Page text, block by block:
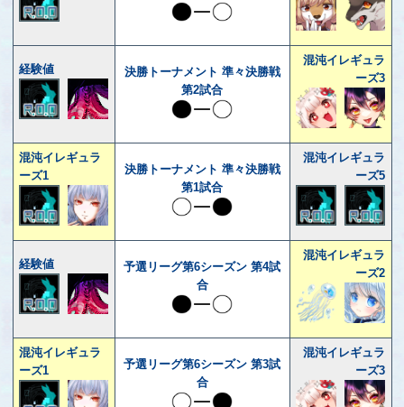
経験値
決勝トーナメント 準々決勝戦
第2試合
混沌イレギュラ
ーズ3
混沌イレギュラ
ーズ1
決勝トーナメント 準々決勝戦
第1試合
混沌イレギュラ
ーズ5
経験値
予選リーグ第6シーズン 第4試
合
混沌イレギュラ
ーズ2
混沌イレギュラ
ーズ1
予選リーグ第6シーズン 第3試
合
混沌イレギュラ
ーズ3